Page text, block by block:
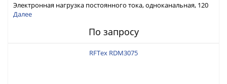
Электронная нагрузка постоянного тока, одноканальная, 120
В, 60 А, 300 Вт
Далее
По запросу
RFTex RDM3075